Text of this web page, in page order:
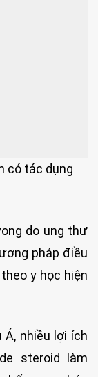
có tác dụng
do ung thư
pháp điều
y học hiện
Á, nhiều lợi ích
steroid làm